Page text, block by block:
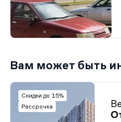
Вам может быть
Скидки до 15%
Рассрочка